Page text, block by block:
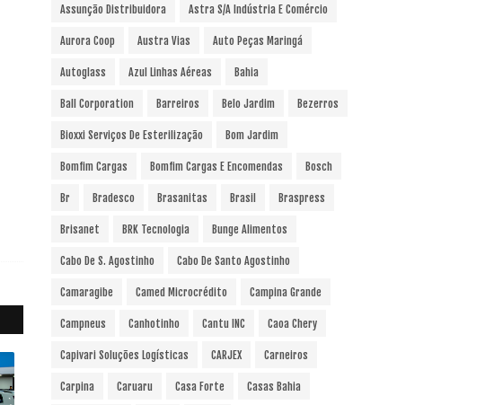
Assunção Distribuidora Astra S/A Indústria E Comércio
Aurora Coop Austra Vias Auto Peças Maringá
Autoglass Azul Linhas Aéreas Bahia
Ball Corporation Barreiros Belo Jardim Bezerros
Bioxxi Serviços De Esterilização Bom Jardim
Bomfim Cargas Bomfim Cargas E Encomendas Bosch
Br Bradesco Brasanitas Brasil Braspress
Brisanet BRK Tecnologia Bunge Alimentos
Cabo De S. Agostinho Cabo De Santo Agostinho
Camaragibe Camed Microcrédito Campina Grande
Campneus Canhotinho Cantu INC Caoa Chery
Capivari Soluções Logísticas CARJEX Carneiros
Carpina Caruaru Casa Forte Casas Bahia